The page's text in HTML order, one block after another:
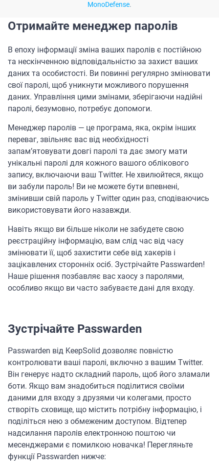
MonoDefense.
Отримайте менеджер паролів
В епоху інформації зміна ваших паролів є постійною
та нескінченною відповідальністю за захист ваших
даних та особистості. Ви повинні регулярно змінювати
свої паролі, щоб уникнути можливого порушення
даних. Управління цими змінами, зберігаючи надійні
паролі, безумовно, потребує допомоги.
Менеджер паролів — це програма, яка, окрім інших
переваг, звільняє вас від необхідності
запам’ятовувати довгі паролі та дає змогу мати
унікальні паролі для кожного вашого облікового
запису, включаючи ваш Twitter. Не хвилюйтеся, якщо
ви забули пароль! Ви не можете бути впевнені,
змінивши свій пароль у Twitter один раз, сподіваючись
використовувати його назавжди.
Навіть якщо ви більше ніколи не забудете свою
реєстраційну інформацію, вам слід час від часу
змінювати її, щоб захистити себе від хакерів і
зацікавлених сторонніх осіб. Зустрічайте Passwarden!
Наше рішення позбавляє вас хаосу з паролями,
особливо якщо ви часто забуваєте дані для входу.
Зустрічайте Passwarden
Passwarden від KeepSolid дозволяє повністю
контролювати ваші паролі, включно з вашим Twitter.
Він генерує надто складний пароль, щоб його зламали
боти. Якщо вам знадобиться поділитися своїми
даними для входу з друзями чи колегами, просто
створіть сховище, що містить потрібну інформацію, і
поділіться нею з обмеженим доступом. Відтепер
надсилання паролів електронною поштою чи
месенджерами є помилкою новачка! Перегляньте
функції Passwarden нижче: